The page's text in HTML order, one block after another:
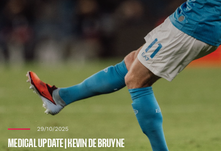
29/10/2025
MEDICAL UPDATE | KEVIN DE BRUYNE